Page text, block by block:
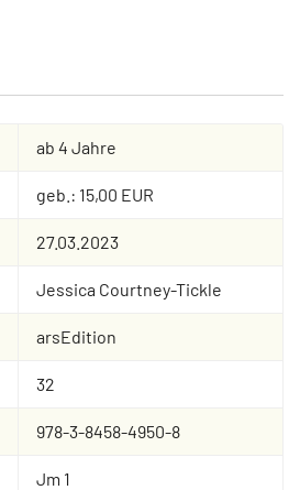
ab 4 Jahre
geb.: 15,00 EUR
27.03.2023
Jessica Courtney-Tickle
arsEdition
32
978-3-8458-4950-8
Jm 1